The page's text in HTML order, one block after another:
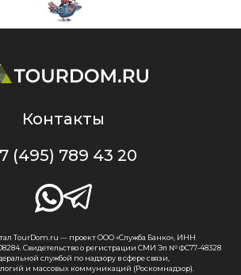
Контакты
(495) 789 43 20
TourDom.ru — проект ООО «Служба Банко», ИНН
Свидетельство о регистрации СМИ Эл № ФС77-48328
службой по надзору в сфере связи,
и массовых коммуникаций (Роскомнадзор).